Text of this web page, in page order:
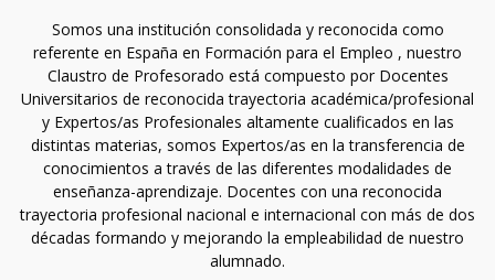
Somos una institución consolidada y reconocida como
referente en España en Formación para el Empleo , nuestro
Claustro de Profesorado está compuesto por Docentes
Universitarios de reconocida trayectoria académica/profesional
y Expertos/as Profesionales altamente cualificados en las
distintas materias, somos Expertos/as en la transferencia de
conocimientos a través de las diferentes modalidades de
enseñanza-aprendizaje. Docentes con una reconocida
trayectoria profesional nacional e internacional con más de dos
décadas formando y mejorando la empleabilidad de nuestro
alumnado.